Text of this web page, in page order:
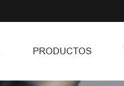
PRODUCTOS